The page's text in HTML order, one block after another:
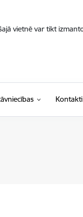
vietnē var tikt
Kontakti